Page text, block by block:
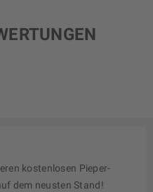
kostenlosen Pieper-
dem neusten Stand!